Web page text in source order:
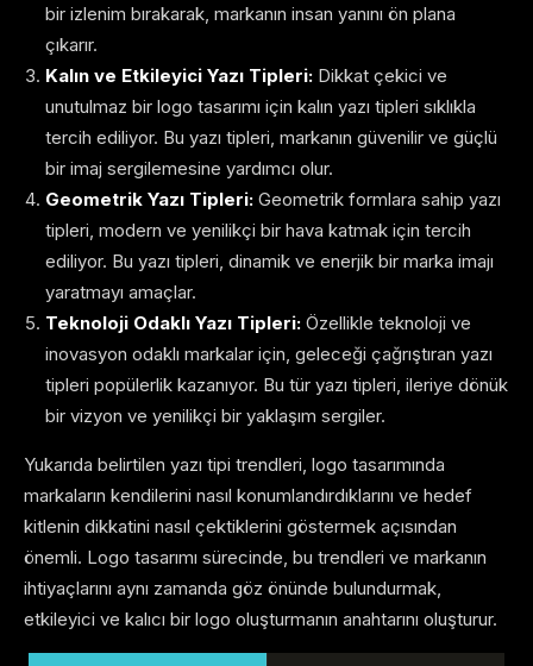
bir izlenim bırakarak, markanın insan yanını ön plana
çıkarır.
Kalın ve Etkileyici Yazı Tipleri: Dikkat çekici ve
unutulmaz bir logo tasarımı için kalın yazı tipleri sıklıkla
tercih ediliyor. Bu yazı tipleri, markanın güvenilir ve güçlü
bir imaj sergilemesine yardımcı olur.
Geometrik Yazı Tipleri: Geometrik formlara sahip yazı
tipleri, modern ve yenilikçi bir hava katmak için tercih
ediliyor. Bu yazı tipleri, dinamik ve enerjik bir marka imajı
yaratmayı amaçlar.
Teknoloji Odaklı Yazı Tipleri: Özellikle teknoloji ve
inovasyon odaklı markalar için, geleceği çağrıştıran yazı
tipleri popülerlik kazanıyor. Bu tür yazı tipleri, ileriye dönük
bir vizyon ve yenilikçi bir yaklaşım sergiler.
Yukarıda belirtilen yazı tipi trendleri, logo tasarımında
markaların kendilerini nasıl konumlandırdıklarını ve hedef
kitlenin dikkatini nasıl çektiklerini göstermek açısından
önemli. Logo tasarımı sürecinde, bu trendleri ve markanın
ihtiyaçlarını aynı zamanda göz önünde bulundurmak,
etkileyici ve kalıcı bir logo oluşturmanın anahtarını oluşturur.